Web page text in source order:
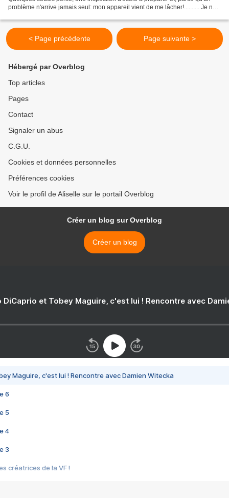
problème n'arrive jamais seul: mon appareil vient de me lâcher!.......... Je ne
< Page précédente Page suivante >
Hébergé par Overblog
Top articles
Pages
Contact
Signaler un abus
C.G.U.
Cookies et données personnelles
Préférences cookies
Voir le profil de Aliselle sur le portail Overblog
Créer un blog sur Overblog
Créer un blog
DiCaprio et Tobey Maguire, c'est lui ! Rencontre avec
Maguire, c'est lui ! Rencontre avec Damien Witecka
6
5
4
3
créatrices de la VF !